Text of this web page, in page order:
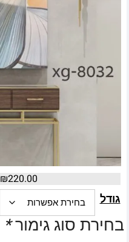
₪220.00
גודל
בחירת סוג גימור*